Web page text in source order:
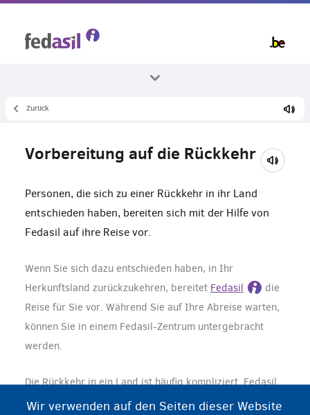
Alle Themenbereiche
Hilfe bei der Rückkehr
Zurück
Vorbereitung auf die Rückkehr
Personen, die sich zu einer Rückkehr in ihr Land
entschieden haben, bereiten sich mit der Hilfe von
Fedasil auf ihre Reise vor.
Wenn Sie sich dazu entschieden haben, in Ihr
Herkunftsland zurückzukehren, bereitet Fedasil
die
Reise für Sie vor. Während Sie auf Ihre Abreise warten,
können Sie in einem Fedasil-Zentrum untergebracht
werden.
Die Rückkehr in ein Land ist häufig kompliziert. Fedasil
und seine Partner suchen nach Lösungen für Probleme,
Wir verwenden auf den Seiten dieser Website